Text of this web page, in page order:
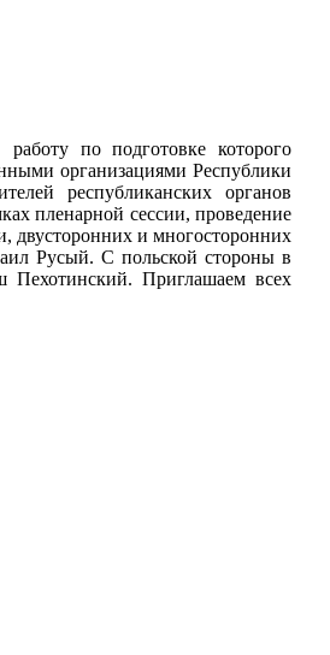
работу по подготовке которого
организациями Республики
республиканских органов
пленарной сессии, проведение
двусторонних и многосторонних
Русый. С польской стороны в
Пехотинский. Приглашаем всех